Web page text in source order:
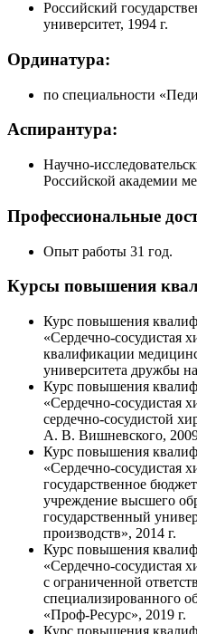
Российский
университет, 1994 г.
Ординатура:
по специальности
Аспирантура:
Научно-
Российской академии
Профессиональные
Опыт работы 31 год.
Курсы повышения
Курс повышения
«Сердечно-сосудистая
квалификации
университета дружбы
Курс повышения
«Сердечно-сосудистая
сердечно-сосудистой
А. В. Вишневского,
Курс повышения
«Сердечно-сосудистая
государственное
учреждение высшего
государственный
производств», 2014 г.
Курс повышения
«Сердечно-сосудистая
с ограниченной
специализированного
«Проф-Ресурс», 2019 г.
Курс повышения